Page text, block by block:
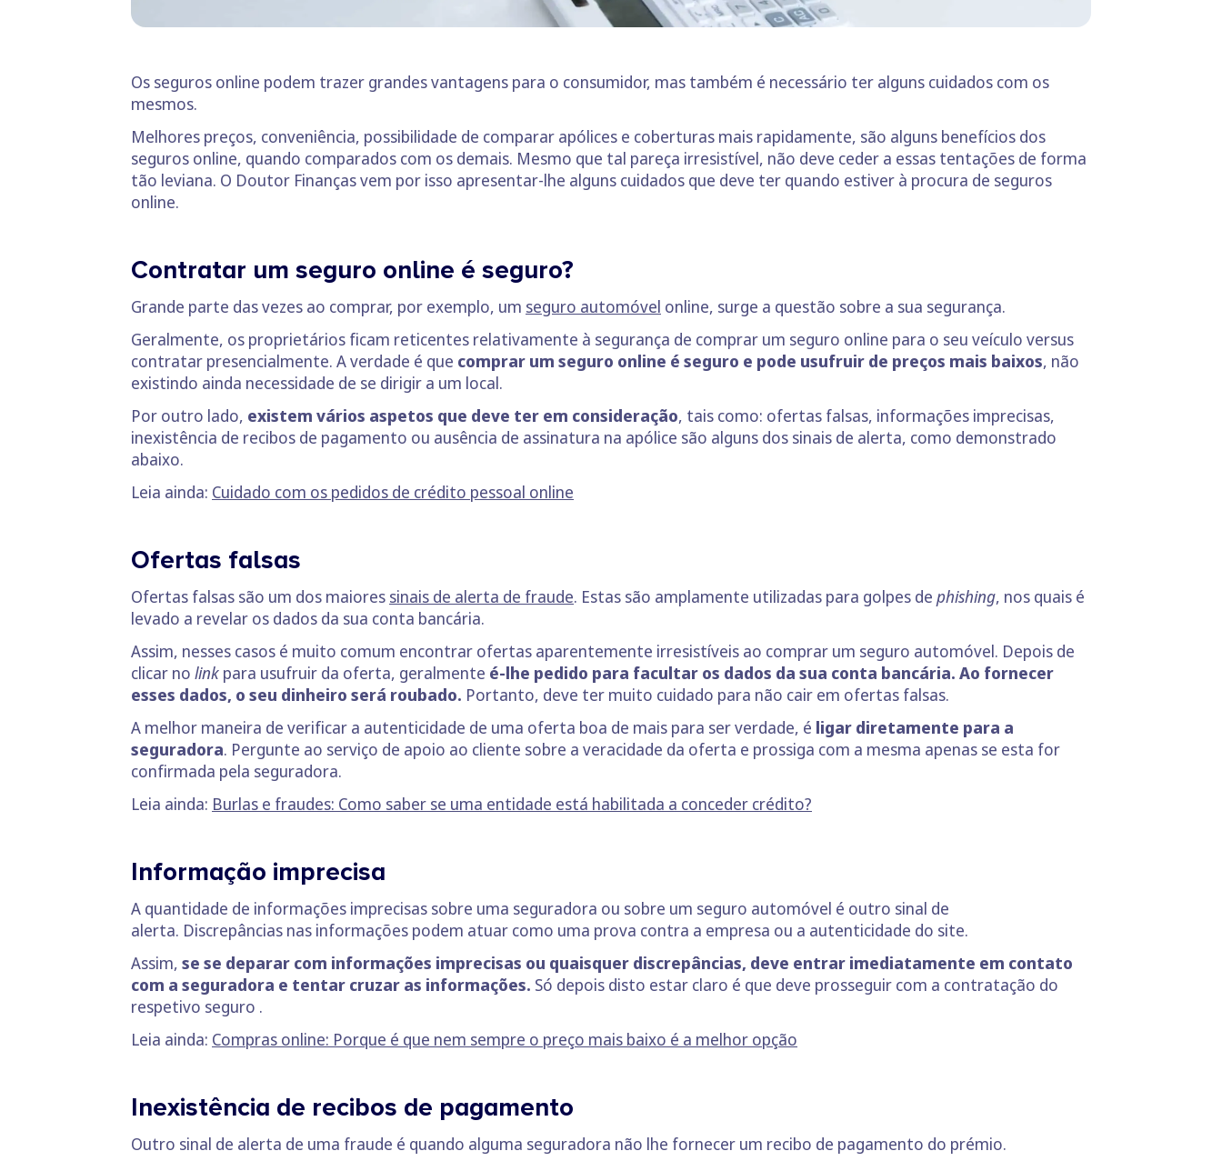
Os seguros online podem trazer grandes vantagens para o consumidor, mas também é necessário ter alguns cuidados com os
mesmos.
Melhores preços, conveniência, possibilidade de comparar apólices e coberturas mais rapidamente, são alguns benefícios dos
seguros online, quando comparados com os demais. Mesmo que tal pareça irresistível, não deve ceder a essas tentações de forma
tão leviana. O Doutor Finanças vem por isso apresentar-lhe alguns cuidados que deve ter quando estiver à procura de seguros
online.
Contratar um seguro online é seguro?
Grande parte das vezes ao comprar, por exemplo, um seguro automóvel online, surge a questão sobre a sua segurança.
Geralmente, os proprietários ficam reticentes relativamente à segurança de comprar um seguro online para o seu veículo versus
contratar presencialmente. A verdade é que comprar um seguro online é seguro e pode usufruir de preços mais baixos, não
existindo ainda necessidade de se dirigir a um local.
Por outro lado, existem vários aspetos que deve ter em consideração, tais como: ofertas falsas, informações imprecisas,
inexistência de recibos de pagamento ou ausência de assinatura na apólice são alguns dos sinais de alerta, como demonstrado
abaixo.
Leia ainda: Cuidado com os pedidos de crédito pessoal online
Ofertas falsas
Ofertas falsas são um dos maiores sinais de alerta de fraude. Estas são amplamente utilizadas para golpes de phishing, nos quais é
levado a revelar os dados da sua conta bancária.
Assim, nesses casos é muito comum encontrar ofertas aparentemente irresistíveis ao comprar um seguro automóvel. Depois de
clicar no link para usufruir da oferta, geralmente é-lhe pedido para facultar os dados da sua conta bancária. Ao fornecer
esses dados, o seu dinheiro será roubado. Portanto, deve ter muito cuidado para não cair em ofertas falsas.
A melhor maneira de verificar a autenticidade de uma oferta boa de mais para ser verdade, é ligar diretamente para a
seguradora. Pergunte ao serviço de apoio ao cliente sobre a veracidade da oferta e prossiga com a mesma apenas se esta for
confirmada pela seguradora.
Leia ainda: Burlas e fraudes: Como saber se uma entidade está habilitada a conceder crédito?
Informação imprecisa
A quantidade de informações imprecisas sobre uma seguradora ou sobre um seguro automóvel é outro sinal de
alerta. Discrepâncias nas informações podem atuar como uma prova contra a empresa ou a autenticidade do site.
Assim, se se deparar com informações imprecisas ou quaisquer discrepâncias, deve entrar imediatamente em contato
com a seguradora e tentar cruzar as informações. Só depois disto estar claro é que deve prosseguir com a contratação do
respetivo seguro .
Leia ainda: Compras online: Porque é que nem sempre o preço mais baixo é a melhor opção
Inexistência de recibos de pagamento
Outro sinal de alerta de uma fraude é quando alguma seguradora não lhe fornecer um recibo de pagamento do prémio.